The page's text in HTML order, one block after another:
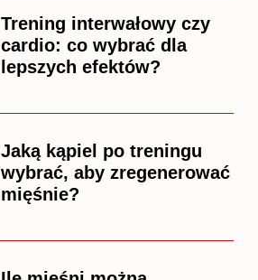
Trening interwałowy czy
cardio: co wybrać dla
lepszych efektów?
Jaką kąpiel po treningu
wybrać, aby zregenerować
mięśnie?